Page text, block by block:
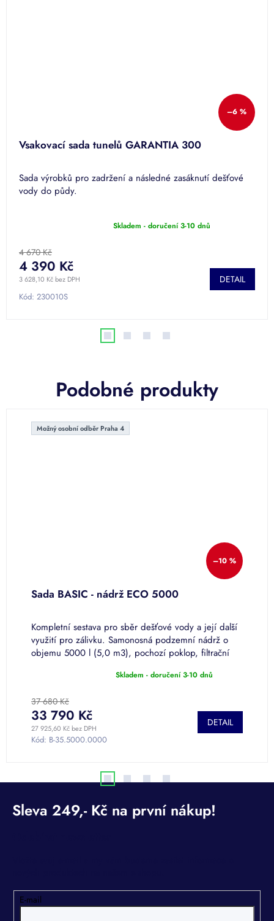
–6 %
Vsakovací sada tunelů GARANTIA 300
Sada výrobků pro zadržení a následné zasáknutí dešťové
vody do půdy.
produktu
je
4,0
z
5
Skladem - doručení 3-10 dnů
4 670 Kč
3 628,10 Kč bez DPH
4 390 Kč
DETAIL
Kód: 230010S
Podobné produkty
Možný osobní odběr Praha 4
–10 %
Sada BASIC - nádrž ECO 5000
Kompletní sestava pro sběr dešťové vody a její další
využití pro zálivku. Samonosná podzemní nádrž o
objemu 5000 l (5,0 m3), pochozí poklop, filtrační
produktu
je
5,0
z
5
Skladem - doručení 3-10 dnů
37 680 Kč
27 925,60 Kč bez DPH
33 790 Kč DETAIL
Kód: B-35.5000.0000
E-mail